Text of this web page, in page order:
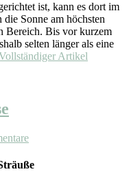
ist, kann es dort im
Sonne am höchsten
Bereich. Bis vor kurzem
selten länger als eine
Artikel